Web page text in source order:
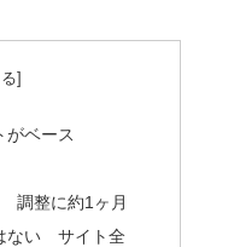
がベース
調整に約1ヶ月
ない サイト全